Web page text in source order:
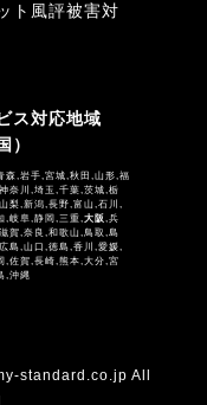
ト風評被害対
ス対応地域
）
森,岩手,宮城,秋田,山形,福
奈川,埼玉,千葉,茨城,栃
梨,新潟,長野,富山,石川,
,岐阜,静岡,三重,大阪,兵
賀,奈良,和歌山,鳥取,島
島,山口,徳島,香川,愛媛,
,佐賀,長崎,熊本,大分,宮
,沖縄
standard.co.jp All